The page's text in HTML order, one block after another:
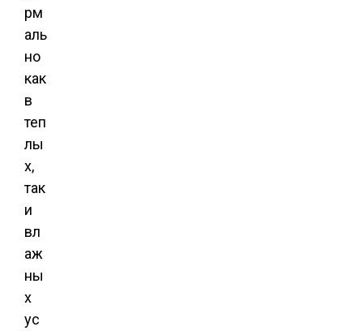
рм
аль
но
как
в
теп
лы
х,
так
и
вл
аж
ны
х
ус